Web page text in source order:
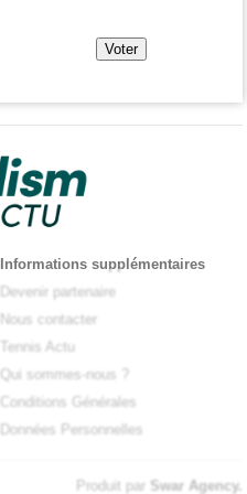
Informations supplémentaires
Devenir partenaire
Nous contacter
Tennis Actu
Qui sommes-nous ?
Conditions Générales
Données Personnelles
Produit par Swar Agency.